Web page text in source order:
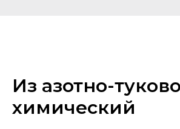
Из азотно-
химический